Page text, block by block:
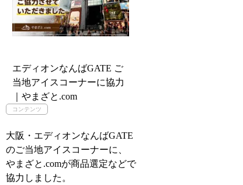
エディオンなんばGATE ご
当地アイスコーナーに協力
｜やまざと.com
大阪・エディオンなんばGATE
のご当地アイスコーナーに、
やまざと.comが商品選定などで
協力しました。